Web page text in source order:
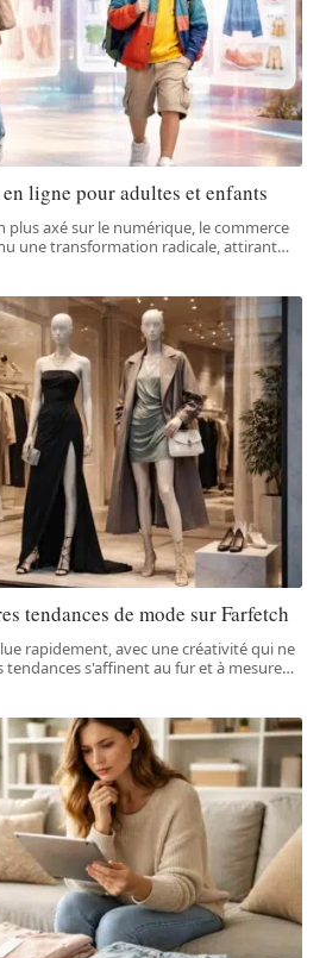
ligne pour adultes et enfants
plus axé sur le numérique, le commerce
une transformation radicale, attirant…
tendances de mode sur Farfetch
rapidement, avec une créativité qui ne
tendances s'affinent au fur et à mesure…